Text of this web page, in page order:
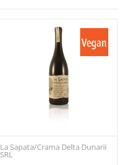
La Sapata/Crama Delta Dunarii
SRL